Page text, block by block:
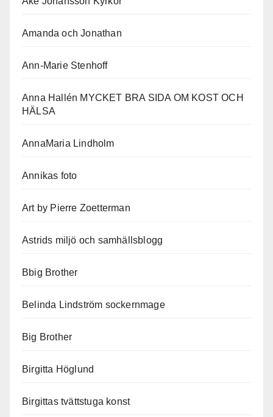
Amanda och Jonathan
Ann-Marie Stenhoff
Anna Hallén MYCKET BRA SIDA OM KOST OCH
HÄLSA
AnnaMaria Lindholm
Annikas foto
Art by Pierre Zoetterman
Astrids miljö och samhällsblogg
Bbig Brother
Belinda Lindström sockernmage
Big Brother
Birgitta Höglund
Birgittas tvättstuga konst